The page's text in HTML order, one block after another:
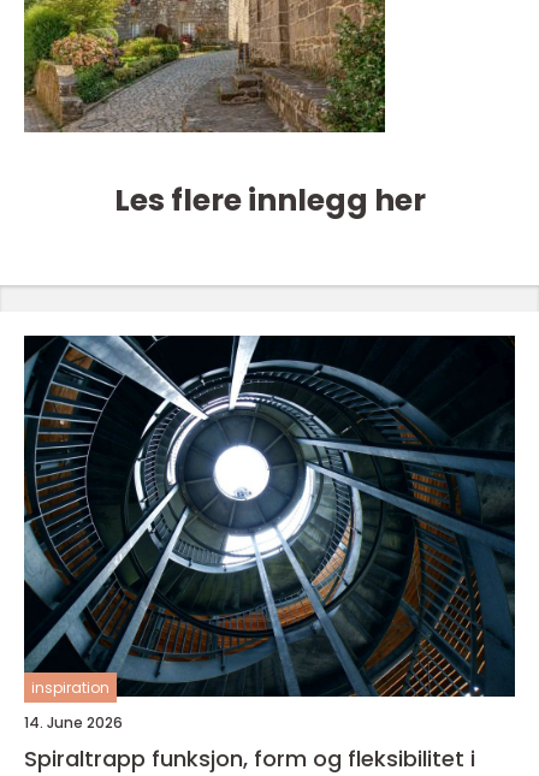
Les flere innlegg her
inspiration
14. June 2026
Spiraltrapp funksjon, form og fleksibilitet i